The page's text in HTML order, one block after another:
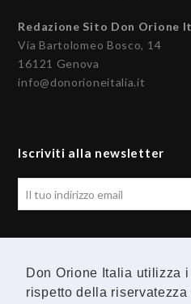
Don Orione Italia utilizza i
rispetto della riservatezza
Redazione Sito Don Orione
Via Bartolomeo Bosco, 14
16121 Genova
info@donorioneitalia.it
Iscriviti alla newsletter
F Y